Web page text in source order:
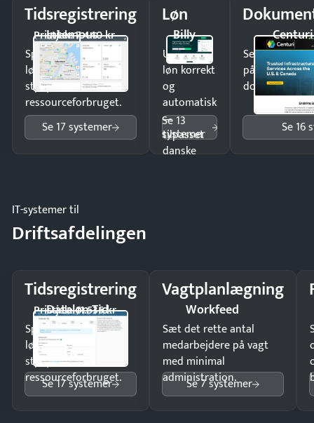
Tidsregistrering
Intempus
Pristjek: 7.440 kr
Spar tid på
lønberegning og få
styr på
ressourceforbruget.
Se 17 systemer
Løn
Billy
Udbetal
løn korrekt
og
automatisk
—
tilpasset
danske
Se 13
systemer
Centuri
Send
på minutter
dokumenter.
Se 16
IT-systemer til
Driftsafdelingen
Tidsregistrering
Dataløn Tid
Pristjek: 11.535 kr
Spar tid på
lønberegning og få
styr på
ressourceforbruget.
Se 17 systemer
Vagtplanlægning
Workfeed
Sæt det rette antal
medarbejdere på vagt
med minimal
administration.
Se 7 systemer